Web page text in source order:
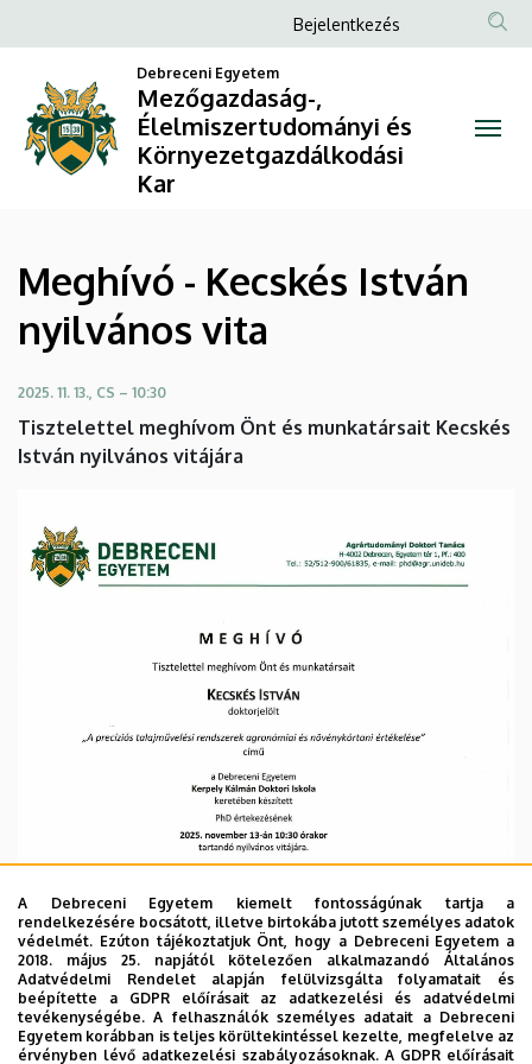
Kecskés
István
vita
Mezőgazdaság-,
Élelmiszertudományi
és
Kar
a
Anonim
fiók
menüje
Bejelentkezés
Debreceni Egyetem
Mezőgazdaság-,
Élelmiszertudományi és
Környezetgazdálkodási
Kar
Meghívó - Kecskés István
nyilvános vita
2025. 11. 13., CS – 10:30
Tisztelettel meghívom Önt és munkatársait Kecskés
István nyilvános vitájára
A Debreceni Egyetem kiemelt fontosságúnak tartja a
rendelkezésére bocsátott, illetve birtokába jutott személyes adatok
védelmét. Ezúton tájékoztatjuk Önt, hogy a Debreceni Egyetem a
2018. május 25. napjától kötelezően alkalmazandó Általános
Adatvédelmi Rendelet alapján felülvizsgálta folyamatait és
beépítette a GDPR előírásait az adatkezelési és adatvédelmi
tevékenységébe. A felhasználók személyes adatait a Debreceni
Egyetem korábban is teljes körültekintéssel kezelte, megfelelve az
érvényben lévő adatkezelési szabályozásoknak. A GDPR előírásait